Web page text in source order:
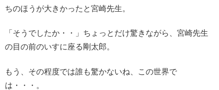
ちのほうが大きかったと宮崎先生。
「そうでしたか・・」ちょっとだけ驚きながら、宮崎先生
の目の前のいすに座る剛太郎。
もう、その程度では誰も驚かないね、この世界で
は・・・。